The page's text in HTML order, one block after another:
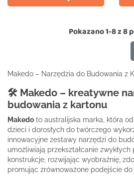
Pokazano 1-8 z 8
Makedo – Narzędzia do Budowania z
🛠️ Makedo – kreatywne
budowania z kartonu
Makedo to australijska marka, która
dzieci i dorosłych do twórczego
innowacyjne zestawy narzędzi do
umożliwiają przekształcanie zwykłych
konstrukcje, rozwijając wyobraźnię,
promując zrównoważone podejście do